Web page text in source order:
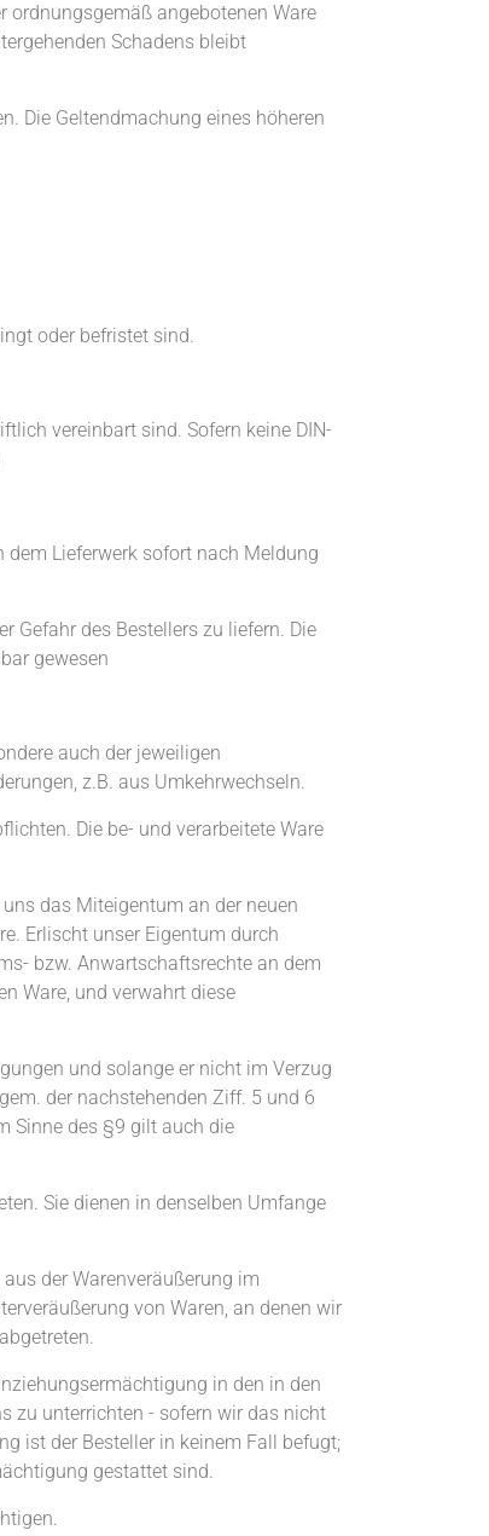
ordnungsgemäß angebotenen Ware
Schadens bleibt
Die Geltendmachung eines höheren
oder befristet sind.
vereinbart sind. Sofern keine DIN-
dem Lieferwerk sofort nach Meldung
Gefahr des Bestellers zu liefern. Die
gewesen
auch der jeweiligen
z.B. aus Umkehrwechseln.
Die be- und verarbeitete Ware
das Miteigentum an der neuen
Erlischt unser Eigentum durch
bzw. Anwartschaftsrechte an dem
Ware, und verwahrt diese
und solange er nicht im Verzug
der nachstehenden Ziff. 5 und 6
Sinne des §9 gilt auch die
Sie dienen in denselben Umfange
der Warenveräußerung im
von Waren, an denen wir
in den in den
zu unterrichten - sofern wir das nicht
ist der Besteller in keinem Fall befugt;
gestattet sind.